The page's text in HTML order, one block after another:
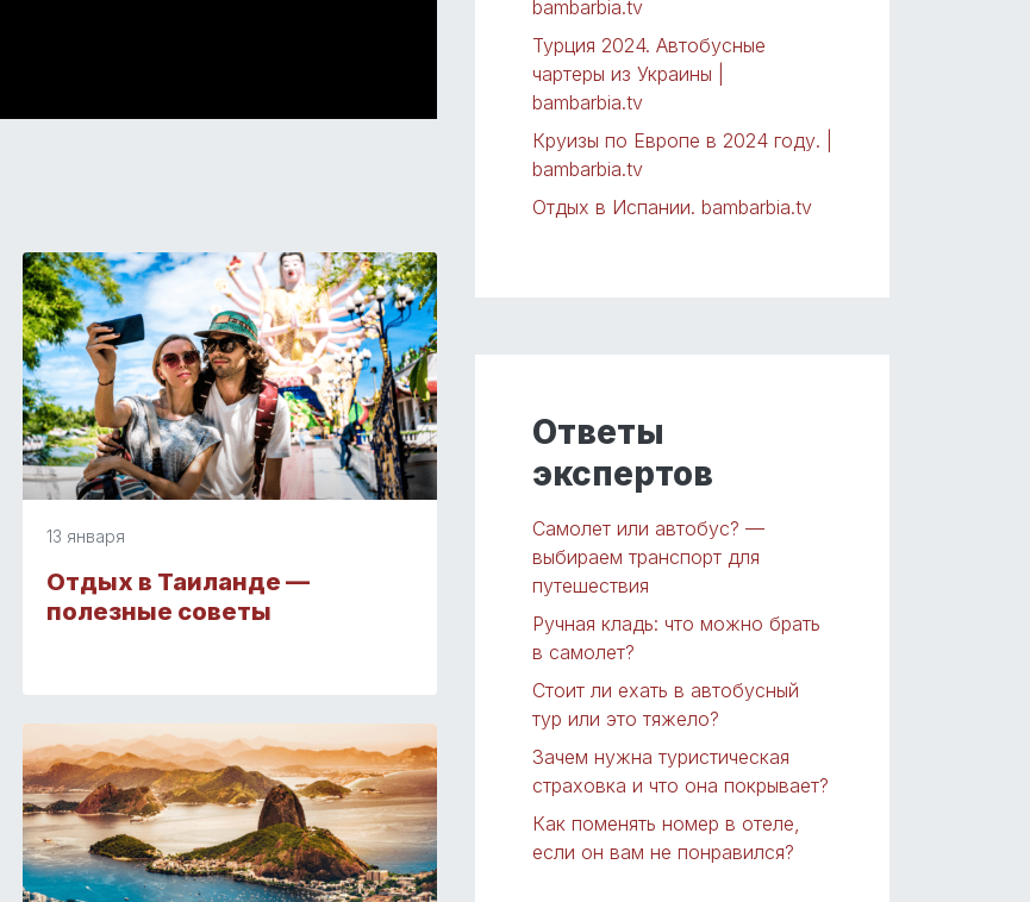
13 января
Отдых в Таиланде —
полезные советы
bambarbia.tv
Турция 2024. Автобусные
чартеры из Украины |
bambarbia.tv
Круизы по Европе в 2024 году. |
bambarbia.tv
Отдых в Испании. bambarbia.tv
Ответы
экспертов
Самолет или автобус? —
выбираем транспорт для
путешествия
Ручная кладь: что можно брать
в самолет?
Стоит ли ехать в автобусный
тур или это тяжело?
Зачем нужна туристическая
страховка и что она покрывает?
Как поменять номер в отеле,
если он вам не понравился?